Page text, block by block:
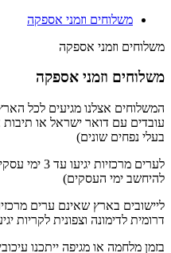
משלוחים וזמני אספקה
משלוחים וזמני אספקה
משלוחים וזמני אספקה
המשלוחים אצלנו מגיעים לכל
עובדים עם דואר ישראל או תיבות
בעלי נפחים שונים)
לערים
להיחשב ימי העסקים)
ליישובים בארץ שאינם ערים
דרומית לדימונה וצפונית לקריות יגיעו עד 7
בזמן מלחמה או מגיפה ייתכנו